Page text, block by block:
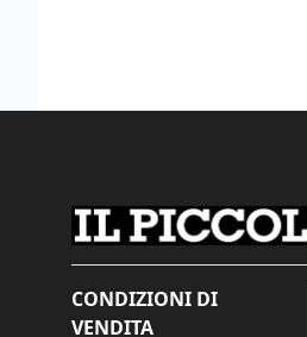
CONDIZIONI DI
VENDITA